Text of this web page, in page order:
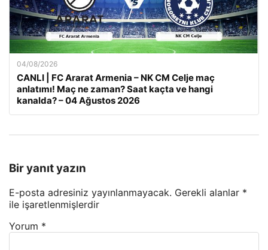
04/08/2026
CANLI | FC Ararat Armenia – NK CM Celje maç
anlatımı! Maç ne zaman? Saat kaçta ve hangi
kanalda? – 04 Ağustos 2026
Bir yanıt yazın
E-posta adresiniz yayınlanmayacak. Gerekli alanlar *
ile işaretlenmişlerdir
Yorum *